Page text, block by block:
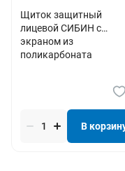
Щиток защитный
лицевой СИБИН с
экраном из
поликарбоната
В